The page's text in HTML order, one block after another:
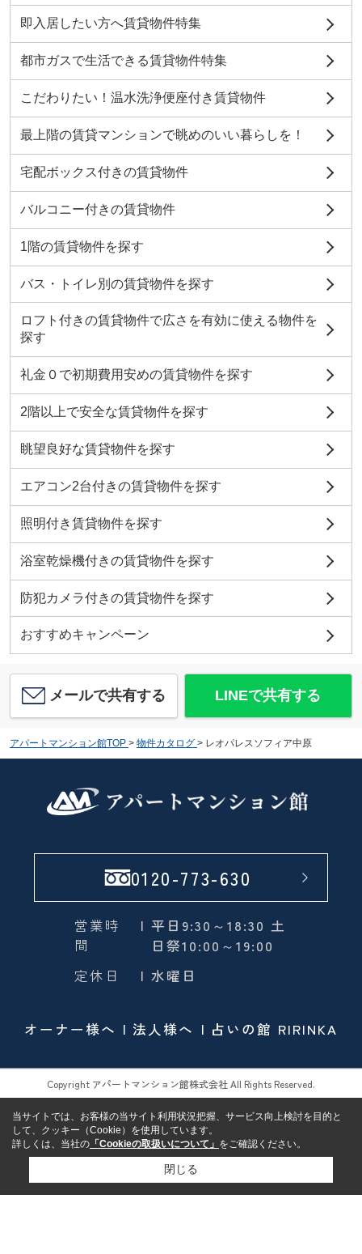
即入居したい方へ賃貸物件特集
都市ガスで生活できる賃貸物件特集
こだわりたい！温水洗浄便座付き賃貸物件
最上階の賃貸マンションで眺めのいい暮らしを！
宅配ボックス付きの賃貸物件
バルコニー付きの賃貸物件
1階の賃貸物件を探す
バス・トイレ別の賃貸物件を探す
ロフト付きの賃貸物件で広さを有効に使える物件を
探す
礼金０で初期費用安めの賃貸物件を探す
2階以上で安全な賃貸物件を探す
眺望良好な賃貸物件を探す
エアコン2台付きの賃貸物件を探す
照明付き賃貸物件を探す
浴室乾燥機付きの賃貸物件を探す
防犯カメラ付きの賃貸物件を探す
おすすめキャンペーン
メールで共有する LINEで共有する
アパートマンション館TOP > 物件カタログ > レオパレスソフィア中原
0120-773-630
営業時
間
| 平日9:30～18:30 土
日祭10:00～19:00
定休日
| 水曜日
オーナー様へ 法人様へ 占いの館 RIRINKA
Copyright アパートマンション館株式会社 All Rights Reserved.
当サイトでは、お客様の当サイト利用状況把握、サービス向上検討を目的と
して、クッキー（Cookie）を使用しています。
詳しくは、当社の 「Cookieの取扱いについて」 をご確認ください。
閉じる